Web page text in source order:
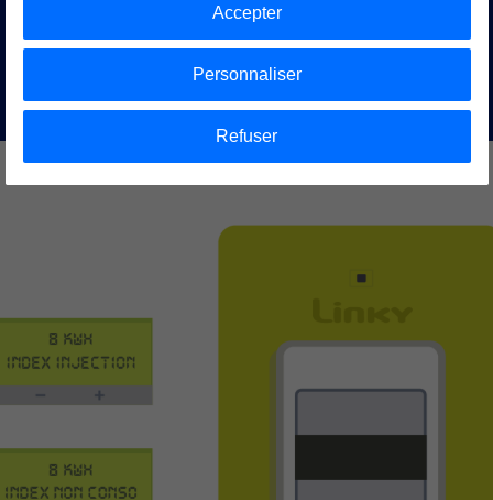
En fonction de votre compteur et de votre nature
d'exploitation, vente en totalité ou en surplus, les
démarches ne sont pas les mêmes.
Refuser
Personnaliser
Accepter